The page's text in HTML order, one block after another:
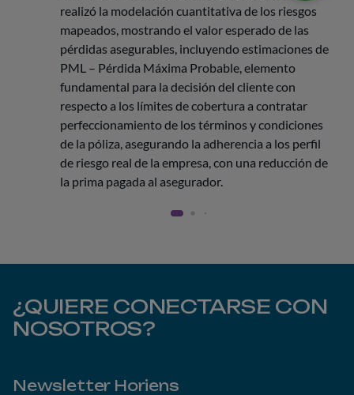
realizó la modelación cuantitativa de los riesgos
mapeados, mostrando el valor esperado de las
pérdidas asegurables, incluyendo estimaciones de
PML – Pérdida Máxima Probable, elemento
fundamental para la decisión del cliente con
respecto a los límites de cobertura a contratar
perfeccionamiento de los términos y condiciones
de la póliza, asegurando la adherencia a los perfil
de riesgo real de la empresa, con una reducción de
la prima pagada al asegurador.
¿QUIERE CONECTARSE CON
NOSOTROS?
Newsletter Horiens